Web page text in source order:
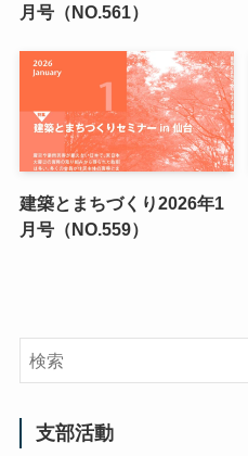
月号（NO.561）
建築とまちづくり2026年1
月号（NO.559）
支部活動